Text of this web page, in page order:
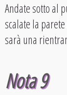
Andate sotto al
scalate la
sarà una
Nota 9